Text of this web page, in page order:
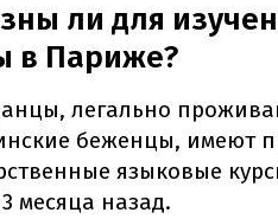
ли для
в Париже?
легально
беженцы, имеют
языковые
месяца назад.